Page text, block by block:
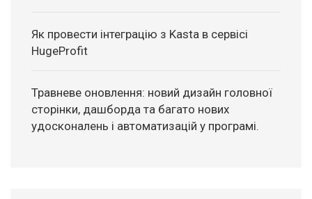
Як провести інтеграцію з Kasta в сервісі
HugeProfit
Травневе оновлення: новий дизайн головної
сторінки, дашборда та багато нових
удосконалень і автоматизацій у програмі.